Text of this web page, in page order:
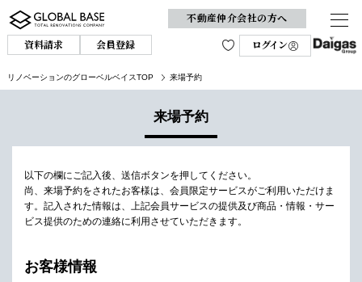
不動産仲介会社の方へ
資料請求
会員登録 ログイン
リノベーションのグローベルベイスTOP 来場予約
来場予約
以下の欄にご記入後、送信ボタンを押してください。
尚、来場予約をされたお客様は、会員限定サービスがご利用いただけま
す。 記入された情報は、上記会員サービスの提供及び商品・情報・サー
ビス提供のための連絡に利用させていただきます。
お客様情報